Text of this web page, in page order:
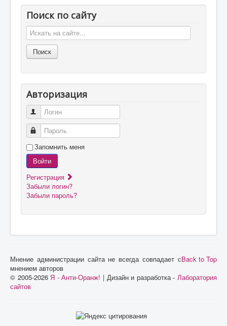
Поиск по сайту
Авторизация
Логин
Пароль
Запомнить меня
Войти
Регистрация
Забыли логин?
Забыли пароль?
Back to Top
Мнение администрации сайта не всегда совпадает с
мнением авторов
© 2005-2026Я - Анти-Оранж! | Дизайн и разработка -Лаборатория
сайтов